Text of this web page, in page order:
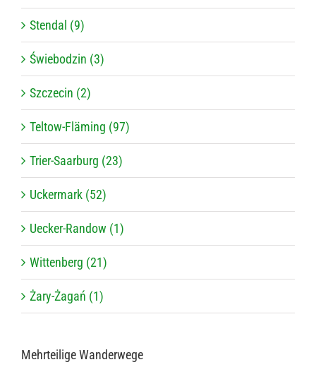
Stendal (9)
Świebodzin (3)
Szczecin (2)
Teltow-Fläming (97)
Trier-Saarburg (23)
Uckermark (52)
Uecker-Randow (1)
Wittenberg (21)
Żary-Żagań (1)
Mehr­tei­lige Wanderwege